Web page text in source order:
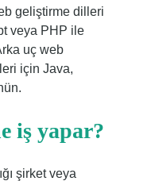
geliştirme dilleri
veya PHP ile
uç web
için Java,
iş yapar?
şirket veya